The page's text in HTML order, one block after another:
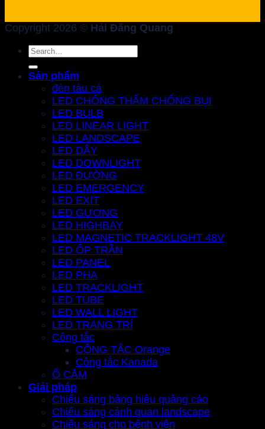
Copyright 2026 © Hải Đăng Quang
Search
for:
Sản phẩm
đèn tàu cá
LED CHỐNG THẤM CHỐNG BỤI
LED BULB
LED LINEAR LIGHT
LED LANDSCAPE
LED DÂY
LED DOWNLIGHT
LED ĐƯỜNG
LED EMERGENCY
LED EXIT
LED GƯƠNG
LED HIGHBAY
LED MAGNETIC TRACKLIGHT 48V
LED ỐP TRẦN
LED PANEL
LED PHA
LED TRACKLIGHT
LED TUBE
LED WALL LIGHT
LED TRANG TRÍ
Công tắc
CÔNG TẮC Orange
Công tắc Kanada
Ổ CẮM
Giải pháp
Chiếu sáng bảng hiệu quảng cáo
Chiếu sáng cảnh quan landscape
Chiếu sáng cho bệnh viện